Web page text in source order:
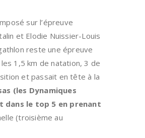
sur l’épreuve
et Elodie Nuissier-Louis
reste une épreuve
1,5 km de natation, 3 de
et passait en tête à la
(les Dynamiques
dans le top 5 en prenant
(troisième au